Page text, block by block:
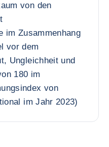
von den
im Zusammenhang
vor dem
Ungleichheit und
180 im
von
im Jahr 2023)